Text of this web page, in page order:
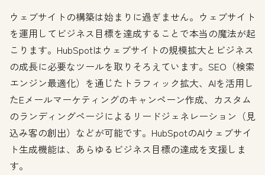
ウェブサイトの構築は始まりに過ぎません。ウェブサイト
を運用してビジネス目標を達成することで本当の魔法が起
こります。HubSpotはウェブサイトの規模拡大とビジネス
の成長に必要なツールを取りそろえています。SEO（検索
エンジン最適化）を通じたトラフィック拡大、AIを活用し
たEメールマーケティングのキャンペーン作成、カスタム
のランディングページによるリードジェネレーション（見
込み客の創出）などが可能です。HubSpotのAIウェブサイ
ト生成機能は、あらゆるビジネス目標の達成を支援しま
す。